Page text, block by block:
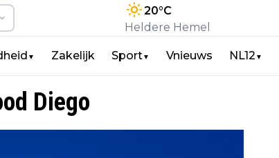
20°C
Heldere Hemel
▼ Zakelijk Sport▼ Vnieuws NL12 ▼
Diego